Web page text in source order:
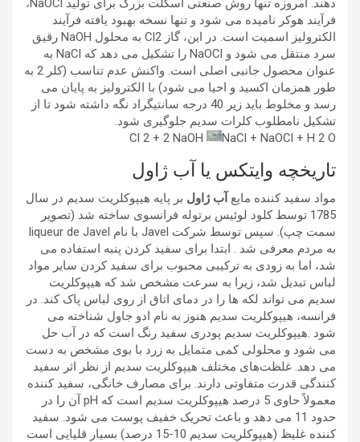
فرآیند هوکر نامیده می شود و تنها نسخه بهبود یافته فرآیند
الکترولیز اسمیت است. در این، گاز Cl2 به محلول NaOH رقیق
سرد منتقل می شود و NaOCl را تشکیل می دهد که NaCl به
عنوان محصول جانبی اصلی است. واکنش عدم تناسب (کلر 2 به
طور همزمان اکسید و احیا می شود) با الکترولیز به پایان می
رسد و مخلوط باید زیر 40 درجه سانتیگراد نگه داشته شود تا از
تشکیل نامطلوب کلرات سدیم جلوگیری شود.
Cl 2 + 2 NaOH
NaCl + NaOCl + H 2 O
تاریخچه وایتکس یا آب ژاول
مواد سفید کننده مایع آب ژاول بر پایه هیپوکلریت سدیم در سال
1785 توسط کلود لوئیس برتوله فرانسوی ساخته شد (تصویر
سمت چپ). سپس توسط شرکت Javel با نام liqueur de Javel
به مردم معرفی شد . ابتدا برای سفید کردن پنبه استفاده می
شد، اما به زودی به ترکیبی محبوب برای سفید کردن سایر مواد
لباس تبدیل شد، زیرا به سرعت مشخص شد که هیپوکلریت
سدیم می تواند لکه ها را در دمای اتاق از روی لباس پاک کند. در
فرانسه، هیپوکلریت سدیم هنوز به نام ادو جاول شناخته می
شود .هیپوکلریت سدیم پودری سفید رنگ است که در آب حل
می شود و محلولی کمی متمایل به زرد با بوی مشخص به دست
می دهد. غلظت‌های مختلف هیپوکلریت سدیم از نظر اثر سفید
کنندگی قدرت متفاوتی دارند. برای مصارف خانگی، سفید کننده
معمولاً حاوی 5 درصد هیپوکلریت سدیم است که pH آن را در
حدود 11 می دهد و باعث تحریک خفیف پوست می شود. سفید
کننده غلیظ (هیپوکلریت سدیم 10-15 درصد) بسیار قلیایی است